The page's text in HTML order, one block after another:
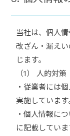
当社は、個人
改ざん・漏え
じます。
（1） 人的対策
・従業者には
実施しています
・個人情報に
に記載していま